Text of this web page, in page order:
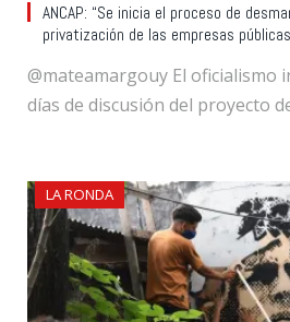
ANCAP: “Se inicia el proceso de
privatización de las empresas
@mateamargouy El oficialismo
días de discusión del proyecto
LA RONDA